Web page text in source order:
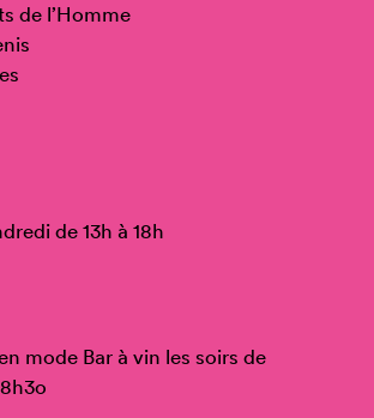
de l’Homme
de 13h à 18h
mode Bar à vin les soirs de